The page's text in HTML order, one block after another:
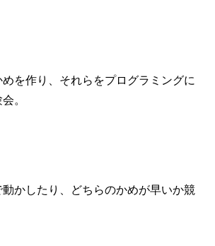
を作り、それらをプログラミングに
。
かしたり、どちらのかめが早いか競